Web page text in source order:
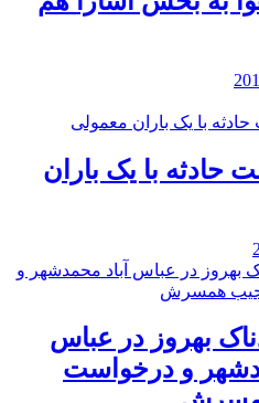
حادثه با یک باران
بهروز در عباس
و درخواست